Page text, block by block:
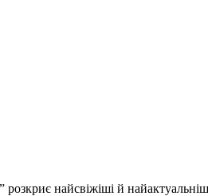
розкриє найсвіжіші й